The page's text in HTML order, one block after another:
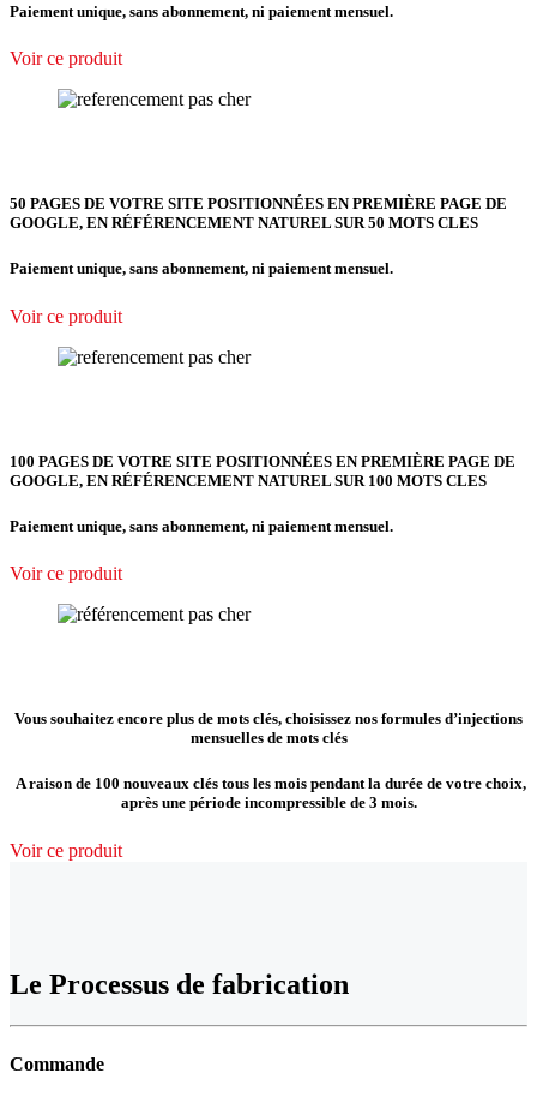
Paiement unique, sans abonnement, ni paiement mensuel.
Voir ce produit
50 PAGES DE VOTRE SITE POSITIONNÉES EN PREMIÈRE PAGE DE
GOOGLE, EN RÉFÉRENCEMENT NATUREL SUR 50 MOTS CLES
Paiement unique, sans abonnement, ni paiement mensuel.
Voir ce produit
100 PAGES DE VOTRE SITE POSITIONNÉES EN PREMIÈRE PAGE DE
GOOGLE, EN RÉFÉRENCEMENT NATUREL SUR 100 MOTS CLES
Paiement unique, sans abonnement, ni paiement mensuel.
Voir ce produit
Vous souhaitez encore plus de mots clés, choisissez nos formules d’injections
mensuelles de mots clés
A raison de 100 nouveaux clés tous les mois pendant la durée de votre choix,
après une période incompressible de 3 mois.
Voir ce produit
Le Processus de fabrication
Commande